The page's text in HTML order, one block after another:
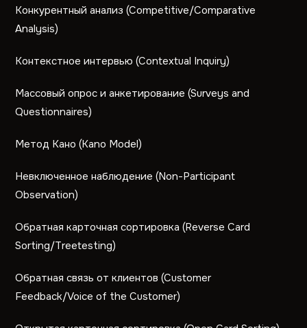
Конкурентный анализ (Competitive/Comparative
Analysis)
Контекстное интервью (Contextual Inquiry)
Массовый опрос и анкетирование (Surveys and
Questionnaires)
Метод Кано (Kano Model)
Невключенное наблюдение (Non-Participant
Observation)
Обратная карточная сортировка (Reverse Card
Sorting/Treetesting)
Обратная связь от клиентов (Customer
Feedback/Voice of the Customer)